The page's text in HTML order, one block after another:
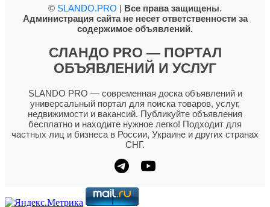
© SLANDO.PRO | Все права защищены.
Администрация сайта не несет ответственности за
содержимое объявлений.
СЛАНДО PRO — ПОРТАЛ
ОБЪЯВЛЕНИЙ И УСЛУГ
SLANDO PRO — современная доска объявлений и
универсальный портал для поиска товаров, услуг,
недвижимости и вакансий. Публикуйте объявления
бесплатно и находите нужное легко! Подходит для
частных лиц и бизнеса в России, Украине и других странах
СНГ.